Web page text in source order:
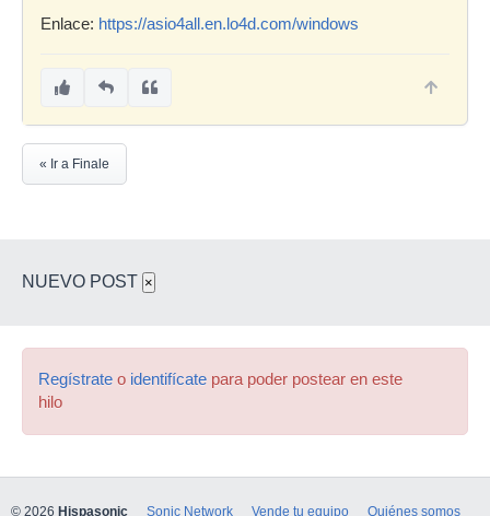
Enlace: https://asio4all.en.lo4d.com/windows
« Ir a Finale
NUEVO POST ×
Regístrate o identifícate para poder postear en este
hilo
© 2026 Hispasonic Sonic Network Vende tu equipo Quiénes somos